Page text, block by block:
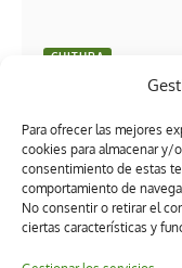
Para ofrecer las mejores
cookies para almacenar y/
consentimiento de estas
comportamiento de
No consentir o retirar el
ciertas características y
CULTURA
¿Y tú, ya lo